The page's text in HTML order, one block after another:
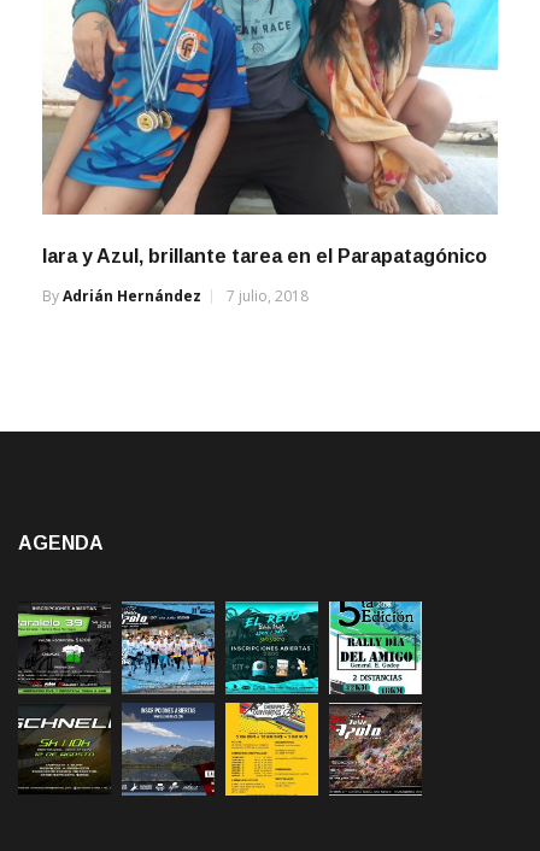
Iara y Azul, brillante tarea en el Parapatagónico
ByAdrián Hernández 7 julio, 2018
AGENDA